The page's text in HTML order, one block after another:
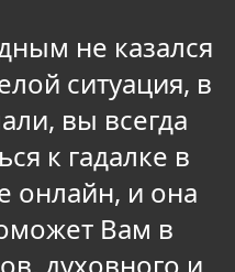
не казался
ситуация, в
вы всегда
к гадалке в
онлайн, и она
Вам в